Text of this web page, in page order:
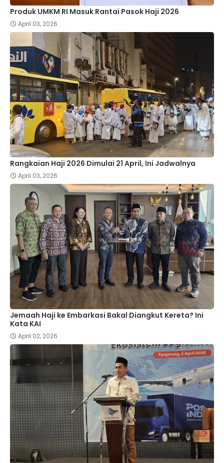
Produk UMKM RI Masuk Rantai Pasok Haji 2026
April 03, 2026
Rangkaian Haji 2026 Dimulai 21 April, Ini Jadwalnya
April 03, 2026
Jemaah Haji ke Embarkasi Bakal Diangkut Kereta? Ini
Kata KAI
April 02, 2026